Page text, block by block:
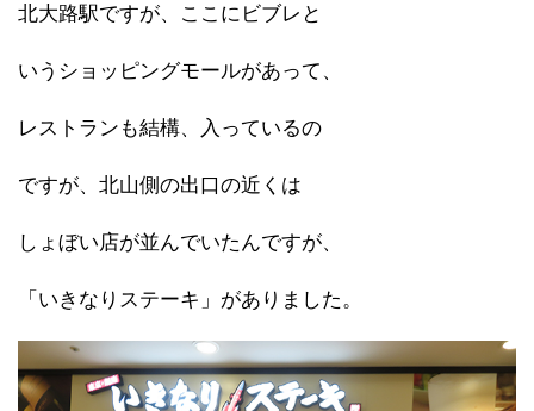
北大路駅ですが、ここにビブレと
いうショッピングモールがあって、
レストランも結構、入っているの
ですが、北山側の出口の近くは
しょぼい店が並んでいたんですが、
「いきなりステーキ」がありました。